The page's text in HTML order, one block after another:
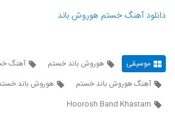
دانلود آهنگ خستم هوروش باند
موسیقی هوروش باند خستم
آهنگ
آهنگ هوروش باند خستم
هوروش باند
Hoorosh Band Khastam